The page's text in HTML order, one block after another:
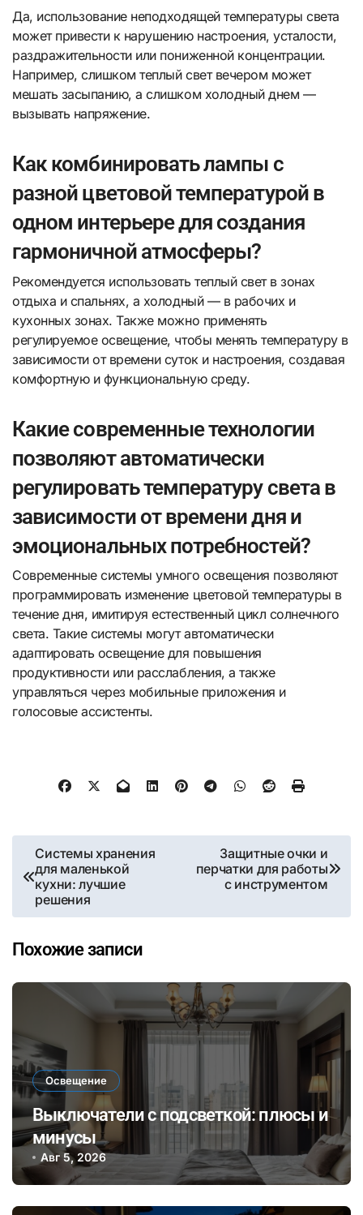
Да, использование неподходящей температуры света
может привести к нарушению настроения, усталости,
раздражительности или пониженной концентрации.
Например, слишком теплый свет вечером может
мешать засыпанию, а слишком холодный днем —
вызывать напряжение.
Как комбинировать лампы с
разной цветовой температурой в
одном интерьере для создания
гармоничной атмосферы?
Рекомендуется использовать теплый свет в зонах
отдыха и спальнях, а холодный — в рабочих и
кухонных зонах. Также можно применять
регулируемое освещение, чтобы менять температуру в
зависимости от времени суток и настроения, создавая
комфортную и функциональную среду.
Какие современные технологии
позволяют автоматически
регулировать температуру света в
зависимости от времени дня и
эмоциональных потребностей?
Современные системы умного освещения позволяют
программировать изменение цветовой температуры в
течение дня, имитируя естественный цикл солнечного
света. Такие системы могут автоматически
адаптировать освещение для повышения
продуктивности или расслабления, а также
управляться через мобильные приложения и
голосовые ассистенты.
Навигация
по
записям
Системы хранения
для маленькой
кухни: лучшие
решения
Защитные очки и
перчатки для работы
с инструментом
Похожие записи
Освещение
Выключатели с подсветкой: плюсы и
минусы
Авг 5, 2026